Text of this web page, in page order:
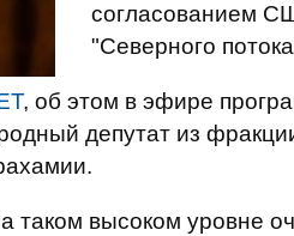
согласованием
"Северного
, об этом в эфире
депутат из
таком высоком уровне